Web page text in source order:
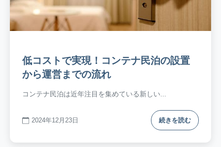
低コストで実現！コンテナ民泊の設置
から運営までの流れ
コンテナ民泊は近年注目を集めている新しい...
2024年12月23日 続きを読む